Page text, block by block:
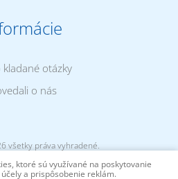
kladané otázky
o nás
všetky práva vyhradené.
0.0296 | Memory usage: 0.710 MB)
ktoré sú využívané na poskytovanie
a prispôsobenie reklám.